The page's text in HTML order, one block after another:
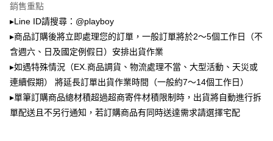
【注意事項】
1.本服務係由「台灣大哥大股份有限公司」（以下簡稱本公司）所提供，讓
用戶於交易時，得透過本服務購買商品或服務，並由商店將買賣／分期付款
買賣價金債權讓與本公司後，依約使用本公司帳單繳交帳款。
2.基於同意付款使用「大哥付你分期」之契約關係目的，商店將以您的個人
資料（包含姓名、電話或地址）提供予台灣大哥大進項蒐集、處理及利用，
由本公司與您本人進行分期帳單所需資料之確認、核對及更正。
3.完整用戶服務條款，請詳閱以下連結：https://oppay.tw/userRule
每筆NT$100，滿NT$900(含以上)免運費
付款後萊爾富取貨
7-11取貨付款
每筆NT$100，滿NT$900(含以上)免運費
付款後7-11取貨
銷售重點
▸Line ID請搜尋：@playboy
▸商品訂購後將立即處理您的訂單，一般訂單將於2～5個工作日（不
含週六、日及國定例假日）安排出貨作業
▸如遇特殊情況（EX.商品調貨、物流處理不當、大型活動、天災或
連續假期） 將延長訂單出貨作業時間（一般約7～14個工作日）
▸單筆訂購商品總材積超過超商寄件材積限制時，出貨將自動進行拆
單配送且不另行通知，若訂購商品有同時送達需求請選擇宅配